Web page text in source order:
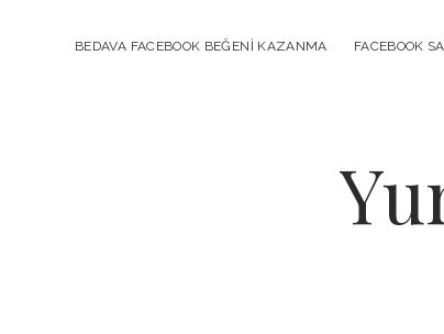
BEDAVA FACEBOOK BEĞENI KAZANMA FACEBOOK